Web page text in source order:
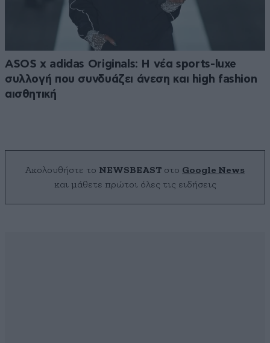
ASOS x adidas Originals: Η νέα sports-luxe
συλλογή που συνδυάζει άνεση και high fashion
αισθητική
Ακολουθήστε το NEWSBEAST στο Google News
και μάθετε πρώτοι όλες τις ειδήσεις